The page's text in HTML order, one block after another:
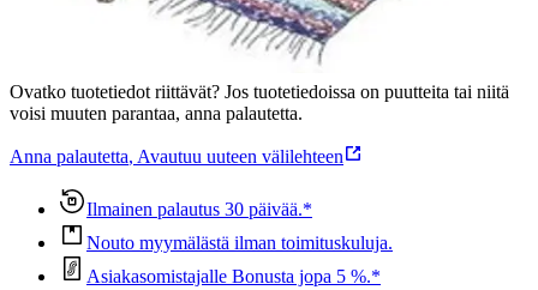
Oletko tyytyväinen tuotetietoihin?
Ovatko tuotetiedot riittävät? Jos tuotetiedoissa on puutteita tai niitä
voisi muuten parantaa, anna palautetta.
Anna palautetta, Avautuu uuteen välilehteen
Ilmainen palautus 30 päivää.*
Nouto myymälästä ilman toimituskuluja.
Asiakasomistajalle Bonusta jopa 5 %.*